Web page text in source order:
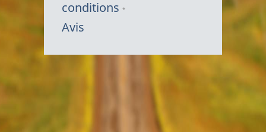
conditions
Avis
Symbole
Canada